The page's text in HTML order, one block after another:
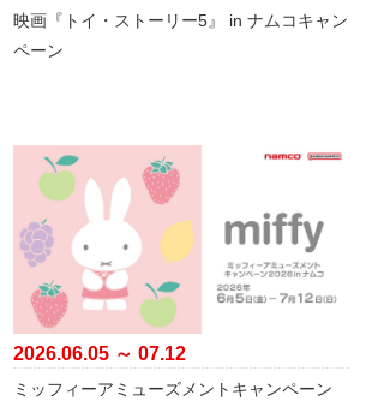
映画『トイ・ストーリー5』 in ナムコキャン
ペーン
2026.06.05 ～ 07.12
ミッフィーアミューズメントキャンペーン